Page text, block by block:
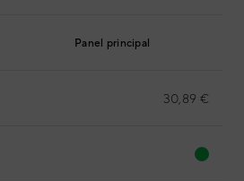
Panel principal
30,89 €